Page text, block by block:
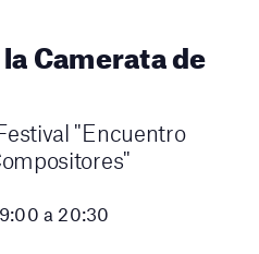
Camerata de
"Encuentro
a 20:30